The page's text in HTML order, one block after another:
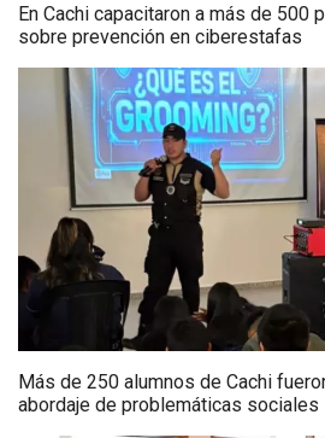
En Cachi capacitaron a más de 500
sobre prevención en ciberestafas
Más de 250 alumnos de Cachi
abordaje de problemáticas sociales